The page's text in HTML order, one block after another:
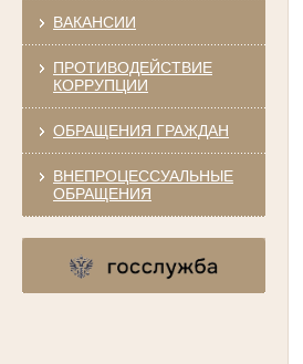
ВАКАНСИИ
ПРОТИВОДЕЙСТВИЕ
КОРРУПЦИИ
ОБРАЩЕНИЯ ГРАЖДАН
ВНЕПРОЦЕССУАЛЬНЫЕ
ОБРАЩЕНИЯ